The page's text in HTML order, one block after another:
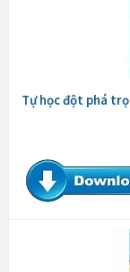
Tự học đột phá